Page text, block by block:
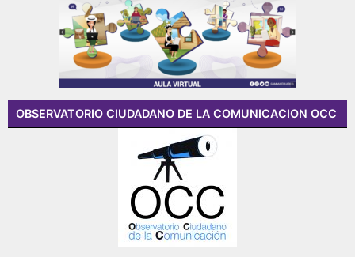
OBSERVATORIO CIUDADANO DE LA COMUNICACION OCC